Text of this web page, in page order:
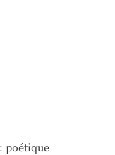
poétique